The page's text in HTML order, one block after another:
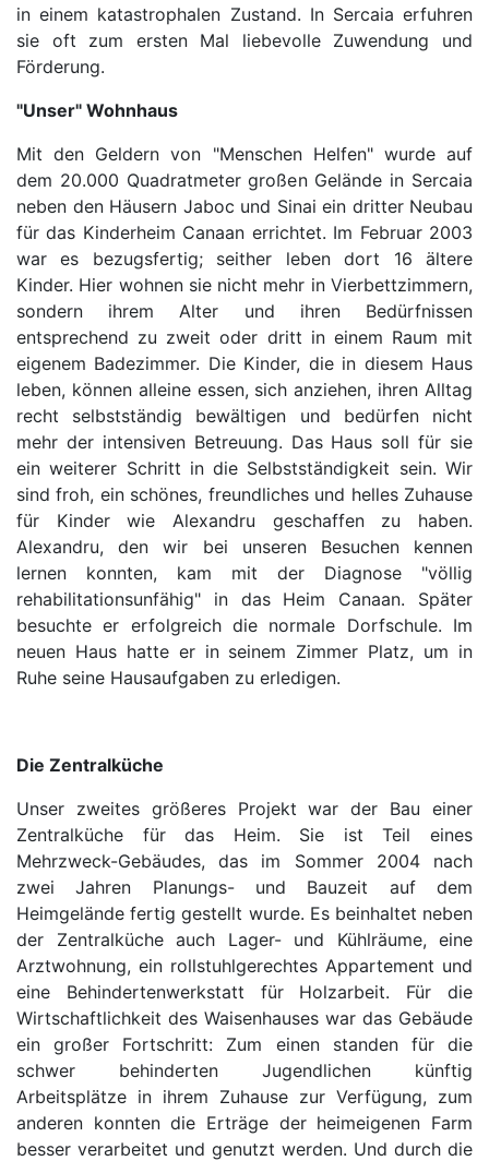
in einem katastrophalen Zustand. In Sercaia erfuhren
sie oft zum ersten Mal liebevolle Zuwendung und
Förderung.
"Unser" Wohnhaus
Mit den Geldern von "Menschen Helfen" wurde auf
dem 20.000 Quadratmeter großen Gelände in Sercaia
neben den Häusern Jaboc und Sinai ein dritter Neubau
für das Kinderheim Canaan errichtet. Im Februar 2003
war es bezugsfertig; seither leben dort 16 ältere
Kinder. Hier wohnen sie nicht mehr in Vierbettzimmern,
sondern ihrem Alter und ihren Bedürfnissen
entsprechend zu zweit oder dritt in einem Raum mit
eigenem Badezimmer. Die Kinder, die in diesem Haus
leben, können alleine essen, sich anziehen, ihren Alltag
recht selbstständig bewältigen und bedürfen nicht
mehr der intensiven Betreuung. Das Haus soll für sie
ein weiterer Schritt in die Selbstständigkeit sein. Wir
sind froh, ein schönes, freundliches und helles Zuhause
für Kinder wie Alexandru geschaffen zu haben.
Alexandru, den wir bei unseren Besuchen kennen
lernen konnten, kam mit der Diagnose "völlig
rehabilitationsunfähig" in das Heim Canaan. Später
besuchte er erfolgreich die normale Dorfschule. Im
neuen Haus hatte er in seinem Zimmer Platz, um in
Ruhe seine Hausaufgaben zu erledigen.
Die Zentralküche
Unser zweites größeres Projekt war der Bau einer
Zentralküche für das Heim. Sie ist Teil eines
Mehrzweck-Gebäudes, das im Sommer 2004 nach
zwei Jahren Planungs- und Bauzeit auf dem
Heimgelände fertig gestellt wurde. Es beinhaltet neben
der Zentralküche auch Lager- und Kühlräume, eine
Arztwohnung, ein rollstuhlgerechtes Appartement und
eine Behindertenwerkstatt für Holzarbeit. Für die
Wirtschaftlichkeit des Waisenhauses war das Gebäude
ein großer Fortschritt: Zum einen standen für die
schwer behinderten Jugendlichen künftig
Arbeitsplätze in ihrem Zuhause zur Verfügung, zum
anderen konnten die Erträge der heimeigenen Farm
besser verarbeitet und genutzt werden. Und durch die